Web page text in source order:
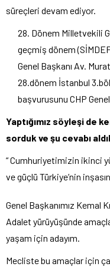
süreçleri devam ediyor.
Dönem Milletvekili
geçmiş dönem
Genel Başkanı Av.
28.dönem İstanbul
başvurusunu CHP
Yaptığımız söyleşi de
sorduk ve şu cevabı
“ Cumhuriyetimizin ikinci
ve güçlü Türkiye’nin
Genel Başkanımız Kemal
Adalet yürüyüşünde
yaşam için adayım.
Mecliste bu amaçlar için